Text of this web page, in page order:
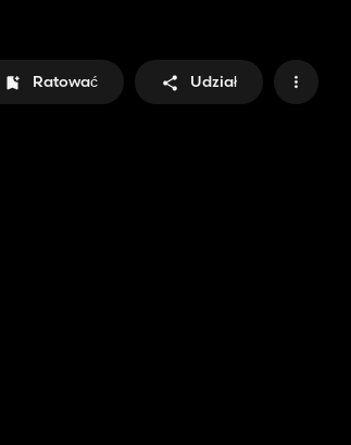
Ratować Udział